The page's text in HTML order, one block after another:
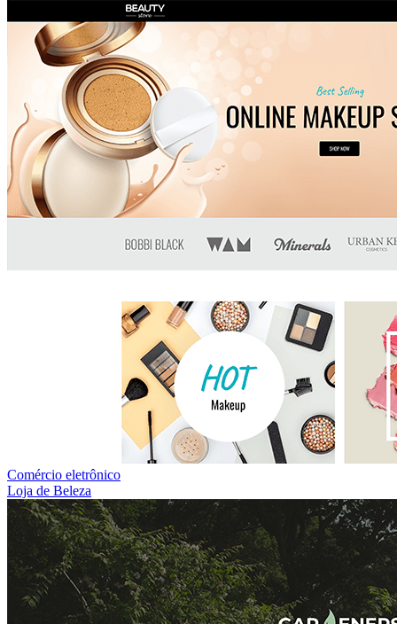
Comércio eletrônico
Loja de Beleza